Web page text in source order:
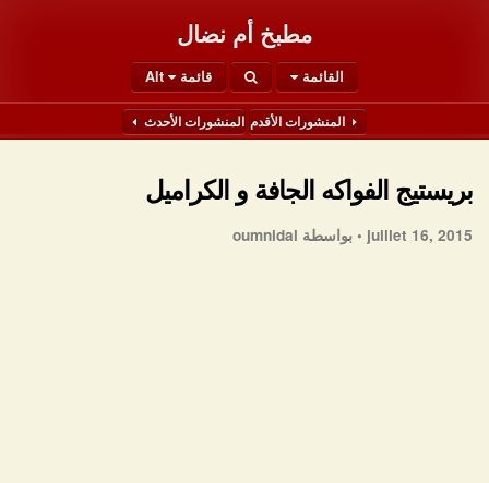
مطبخ أم نضال
القائمة قائمة Alt
المنشورات الأقدم المنشورات الأحدث
بريستيج الفواكه الجافة و الكراميل
juillet 16, 2015 • بواسطة oumnidal